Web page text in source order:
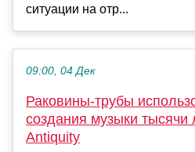
ситуации на отр...
09:00, 04 Дек
Раковины-трубы
создания музыки
Antiquity